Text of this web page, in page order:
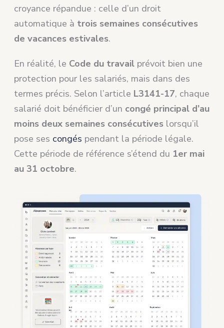
croyance répandue : celle d’un droit
automatique à trois semaines consécutives
de vacances estivales.
En réalité, le Code du travail prévoit bien une
protection pour les salariés, mais dans des
termes précis. Selon l’article L3141-17, chaque
salarié doit bénéficier d’un congé principal d’au
moins deux semaines consécutives lorsqu’il
pose ses congés pendant la période légale.
Cette période de référence s’étend du 1er mai
au 31 octobre.